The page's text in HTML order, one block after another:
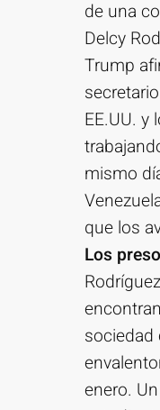
de una
Delcy
Trump
EE.UU. y
mismo
que los
Los
sociedad
enero.